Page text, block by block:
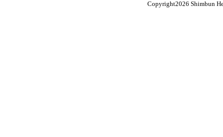
Copyright2026 Shimbun